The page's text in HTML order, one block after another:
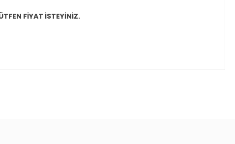
FİYAT İSTEYİNİZ.